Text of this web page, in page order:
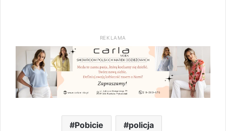
REKLAMA
Pobicie policja